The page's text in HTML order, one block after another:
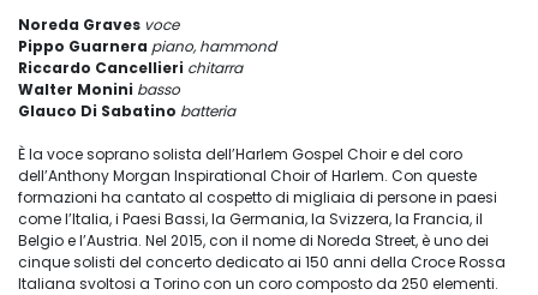
Noreda Graves voce
Pippo Guarnera piano, hammond
Riccardo Cancellieri chitarra
Walter Monini basso
Glauco Di Sabatino batteria
È la voce soprano solista dell’Harlem Gospel Choir e del coro
dell’Anthony Morgan Inspirational Choir of Harlem. Con queste
formazioni ha cantato al cospetto di migliaia di persone in paesi
come l’Italia, i Paesi Bassi, la Germania, la Svizzera, la Francia, il
Belgio e l’Austria. Nel 2015, con il nome di Noreda Street, è uno dei
cinque solisti del concerto dedicato ai 150 anni della Croce Rossa
Italiana svoltosi a Torino con un coro composto da 250 elementi.